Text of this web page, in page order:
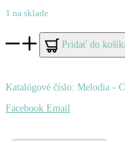
1 na sklade
množstvo
Vladimir
–
Pridať do
Katalógové číslo: Melodia -
Zdieľať
Facebook Email